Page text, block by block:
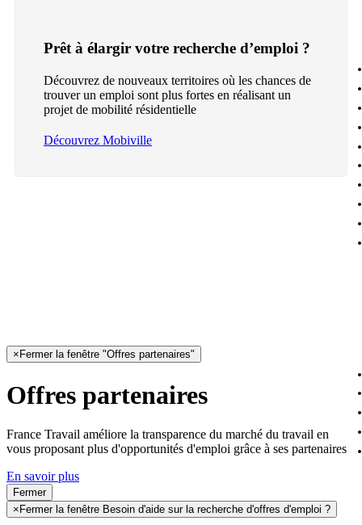
Prêt à élargir votre recherche d’emploi ?
Découvrez de nouveaux territoires où les chances de
trouver un emploi sont plus fortes en réalisant un
projet de mobilité résidentielle
Découvrez Mobiville
× Fermer la fenêtre "Offres partenaires"
Offres partenaires
France Travail améliore la transparence du marché du travail en
vous proposant plus d'opportunités d'emploi grâce à ses partenaires
En savoir plus
Fermer
× Fermer la fenêtre Besoin d'aide sur la recherche d'offres d'emploi ?